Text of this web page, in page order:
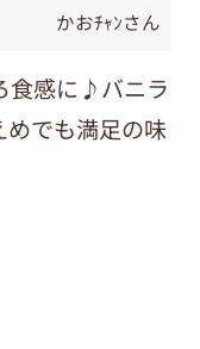
かおﾁｬﾝさん
食感に♪バニラ
めでも満足の味